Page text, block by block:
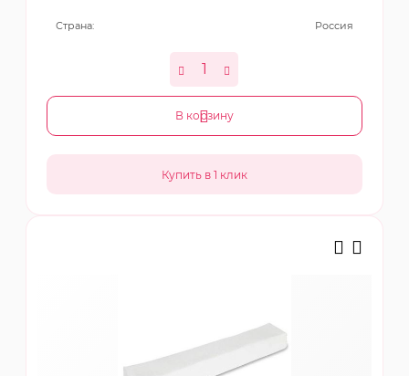
Страна: Россия
В корзину